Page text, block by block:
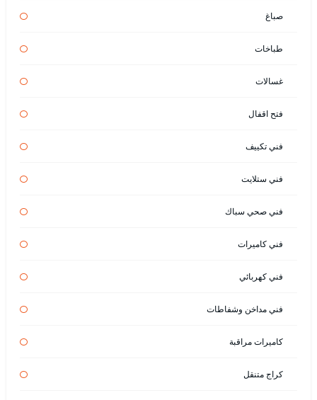
صباغ
طباخات
غسالات
فتح اقفال
فني تكييف
فني ستلايت
فني صحي سباك
فني كاميرات
فني كهربائي
فني مداخن وشفاطات
كاميرات مراقبة
كراج متنقل